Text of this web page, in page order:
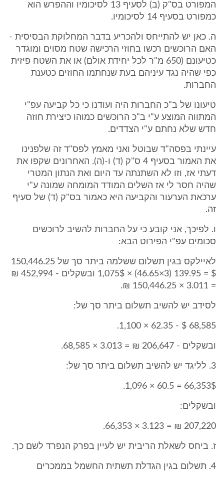
המפורט בס"ק (ב) לסעיף 13 לסיכומיו וההפרש הוא
כמפורט בסעיף 14 לסיכומיו.
ה. כאן יש להתייחס ולהכריע בדבר המחלוקת הבסיסית -
האם הרוכשים רכשו בחוזי הרכישה שטח מסוים ומוגדר
כטיעונם (650 מ"ר לכל יחידת אולם) או את השטח פיזית
כפי שהיה נגד עיניהם בעת שנחתמו החוזים כטענת
החברות.
טיעונו של ב"כ החברות היה ועודנו כי כל קביעה עפ"י
המתווה המוצע ע"י ב"כ הרוכשים כמוהו כיצירת חוזה
חדש שלא נחתם ע"י הצדדים.
עיינתי בפסה"ד שבוטל ואני מאמץ לפס"ד זה שלפנינו
את האמור בסעיף 4 ס"ק (ד) ו-(ה). האחרונים שקפו את
דעתי אז, וזו לא השתנתה עד היום ואת הנתון המטרי
שהיה חסר לי אז השלים המודד המומחה שמונה ע"י
ערכאת הערעור והקביעה היא כאמור בס"ק (ד) של סעיף
זה.
ו. לפיכך, אני קובע כי על החברות להשיב לרוכשים
סכומים עפ"י הפירוט הבא:
לאיילקס בגין תשלום ששלמה ביתר סך של 150,446.25
$ = 139.95 (3×46.65) × 1,075$ ובשקלים - 452,994 ₪
= 3.011 × 150,446.25 ₪.
לסידב יש להשיב תשלום ביתר סך של:
68,585 $ - 62.35 × 1,100.
ובשקלים - 206,647 ₪ = 3.013 × 68,585.
3. לליגד יש להשיב תשלום ביתר סך של:
66,353$ = 60.5 × 1,096.
ובשקלים:
207,220 ₪ = 3.123 × 66,353.
ז. ביחס לשאלת הריבית יש לעיין בפרק הנפרד לשם כך.
4. תשלום בגין הגדלת תשתית החשמל בממכרים